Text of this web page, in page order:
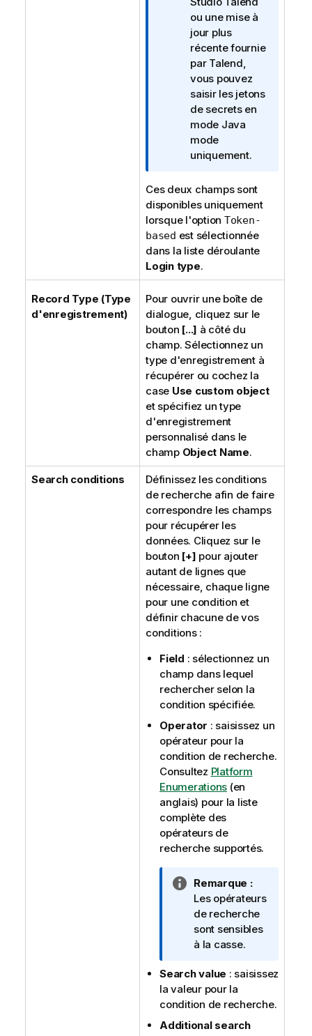
ou une mise à
jour plus
récente fournie
par Talend,
vous pouvez
saisir les jetons
de secrets en
mode Java
mode
uniquement.
Ces deux champs sont
disponibles uniquement
lorsque l'option Token-
based est sélectionnée
dans la liste déroulante
Login type.
Record Type (Type
d'enregistrement)
Pour ouvrir une boîte de
dialogue, cliquez sur le
bouton [...] à côté du
champ. Sélectionnez un
type d'enregistrement à
récupérer ou cochez la
case Use custom object
et spécifiez un type
d'enregistrement
personnalisé dans le
champ Object Name.
Search conditions
Définissez les conditions
de recherche afin de faire
correspondre les champs
pour récupérer les
données. Cliquez sur le
bouton [+] pour ajouter
autant de lignes que
nécessaire, chaque ligne
pour une condition et
définir chacune de vos
conditions :
Field : sélectionnez un
champ dans lequel
rechercher selon la
condition spécifiée.
Operator : saisissez un
opérateur pour la
condition de recherche.
Consultez Platform
Enumerations (en
anglais) pour la liste
complète des
opérateurs de
recherche supportés.
N
o
t
e
I
f
o
r
m
Remarque :
Les opérateurs
de recherche
sont sensibles
à la casse.
Search value : saisissez
la valeur pour la
condition de recherche.
Additional search